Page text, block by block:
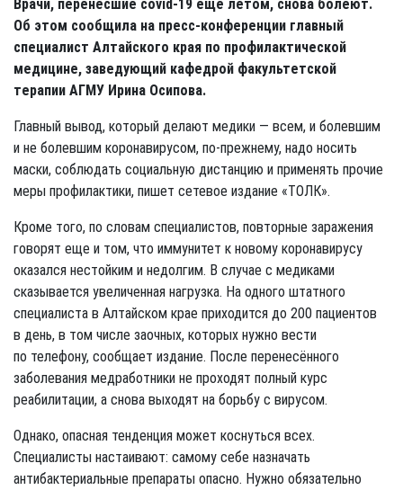
Врачи, перенёсшие covid-19 ещё летом, снова болеют.
Об этом сообщила на пресс-конференции главный
специалист Алтайского края по профилактической
медицине, заведующий кафедрой факультетской
терапии АГМУ Ирина Осипова.
Главный вывод, который делают медики — всем, и болевшим
и не болевшим коронавирусом, по-прежнему, надо носить
маски, соблюдать социальную дистанцию и применять прочие
меры профилактики, пишет сетевое издание «ТОЛК».
Кроме того, по словам специалистов, повторные заражения
говорят еще и том, что иммунитет к новому коронавирусу
оказался нестойким и недолгим. В случае с медиками
сказывается увеличенная нагрузка. На одного штатного
специалиста в Алтайском крае приходится до 200 пациентов
в день, в том числе заочных, которых нужно вести
по телефону, сообщает издание. После перенесённого
заболевания медработники не проходят полный курс
реабилитации, а снова выходят на борьбу с вирусом.
Однако, опасная тенденция может коснуться всех.
Специалисты настаивают: самому себе назначать
антибактериальные препараты опасно. Нужно обязательно